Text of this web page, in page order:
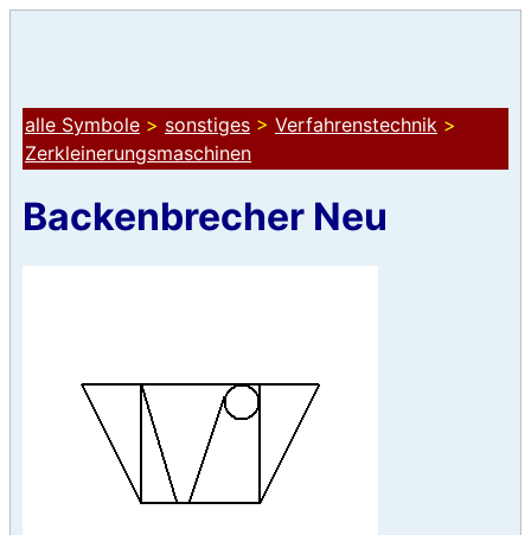
alle Symbole > sonstiges > Verfahrenstechnik >
Zerkleinerungsmaschinen
Backenbrecher Neu